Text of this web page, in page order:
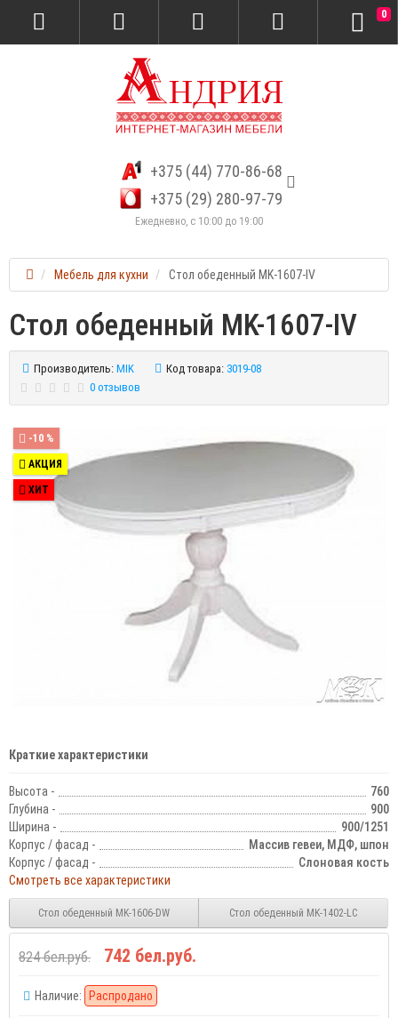
+375 (44) 770-86-68
+375 (29) 280-97-79
Ежедневно, с 10:00 до 19:00
0
Мебель для кухни Стол обеденный MK-1607-IV
Стол обеденный MK-1607-IV
Производитель: MIK Код товара: 3019-08
0 отзывов
-10 %
АКЦИЯ
ХИТ
Краткие характеристики
Высота -
760
Глубина -
900
Ширина -
900/1251
Корпус / фасад -
Массив гевеи, МДФ, шпон
Корпус / фасад -
Слоновая кость
Смотреть все характеристики
Стол обеденный MK-1606-DW Стол обеденный MK-1402-LC
824 бел.руб. 742 бел.руб.
Наличие: Распродано